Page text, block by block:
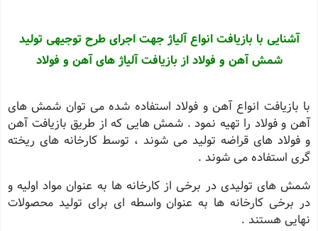
آشنایی با بازیافت انواع آلیاژ جهت اجرای طرح توجیهی تولید
شمش آهن و فولاد از بازیافت آلیاژ های آهن و فولاد
با بازیافت انواع آهن و فولاد استفاده شده می توان شمش های
آهن و فولاد را تهیه نمود . شمش هایی که از طریق بازیافت آهن
و فولاد های قراضه تولید می شوند ، توسط کارخانه های ریخته
گری استفاده می شوند .
شمش های تولیدی در برخی از کارخانه ها به عنوان مواد اولیه و
در برخی کارخانه ها به عنوان واسطه ای برای تولید محصولات
نهایی هستند .